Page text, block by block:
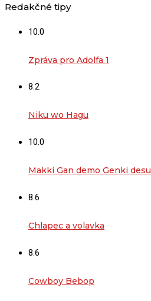
Redakčné tipy
10.0
Zpráva pro Adolfa 1
8.2
Niku wo Hagu
10.0
Makki Gan demo Genki desu
8.6
Chlapec a volavka
8.6
Cowboy Bebop